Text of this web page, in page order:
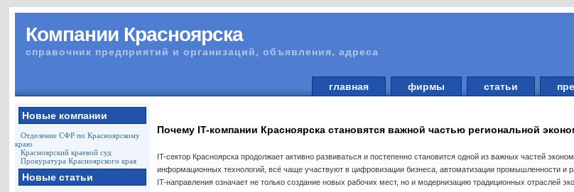
Компании Красноярска
справочник предприятий и организаций, объявления, адреса
главная фирмы статьи
Новые компании
Отделение СФР по Красноярскому
краю
Красноярский краевой суд
Прокуратура Красноярского края
Новые статьи
Почему IT-компании Красноярска становятся важной частью региональной
IT-сектор Красноярска продолжает активно развиваться и постепенно становится одной из важных частей
информационных технологий, всё чаще участвуют в цифровизации бизнеса, автоматизации промышленности и
IT-направления означает не только создание новых рабочих мест, но и модернизацию традиционных отраслей